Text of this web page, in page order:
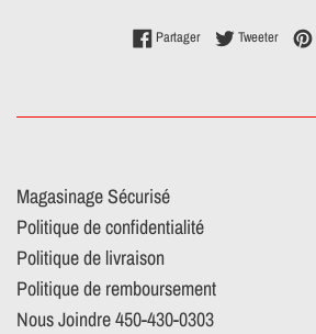
PartagerPartager sur Facebook
TweeterTweeter
Magasinage Sécurisé
Politique de confidentialité
Politique de livraison
Politique de remboursement
Nous Joindre 450-430-0303